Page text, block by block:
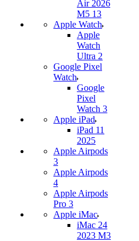
Air 2026
M5 13
Apple Watch
Apple
Watch
Ultra 2
Google Pixel
Watch
Google
Pixel
Watch 3
Apple iPad
iPad 11
2025
Apple Airpods
3
Apple Airpods
4
Apple Airpods
Pro 3
Apple iMac
iMac 24
2023 M3